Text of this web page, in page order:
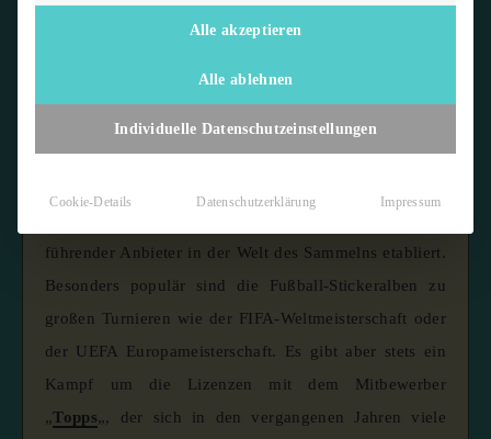
ist ein international renommiertes Unternehmen,
das hauptsächlich für seineStickeralbenund
führender Anbieter in der Welt des Sammelns etabliert.
Besonders populär sind die Fußball-Stickeralben zu
großen Turnieren wie der FIFA-Weltmeisterschaft oder
der UEFA Europameisterschaft.
Es gibt aber stets ein
Kampf um die Lizenzen mit dem Mitbewerber
„Topps„, der sich in den vergangenen Jahren viele
Alle akzeptieren
Alle ablehnen
Individuelle Datenschutzeinstellungen
Cookie-Details Datenschutzerklärung Impressum